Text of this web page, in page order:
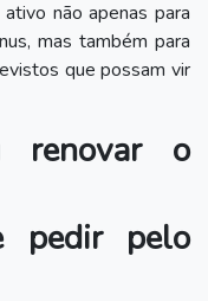
não apenas para
mas também para
que possam vir
renovar o
pedir pelo